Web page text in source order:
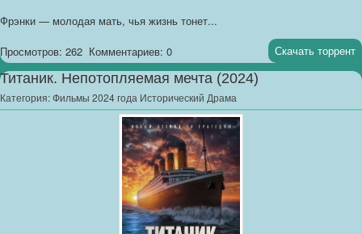
Фрэнки — молодая мать, чья жизнь тонет...
Просмотров: 262 Комментариев: 0 Скачать торрент
Титаник. Непотопляемая мечта (2024)
Категория:Фильмы 2024 года Исторический Драма